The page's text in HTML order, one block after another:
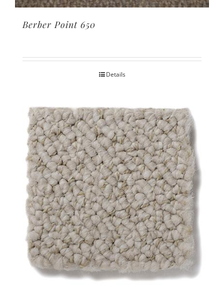
Berber Point 650
Details